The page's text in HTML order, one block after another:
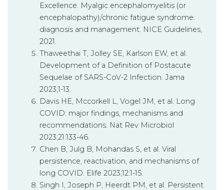
Excellence. Myalgic encephalomyelitis (or
encephalopathy)/chronic fatigue syndrome:
diagnosis and management. NICE Guidelines,
2021.
Thaweethai T, Jolley SE, Karlson EW, et al.
Development of a Definition of Postacute
Sequelae of SARS-CoV-2 Infection. Jama
2023;1-13.
Davis HE, Mccorkell L, Vogel JM, et al. Long
COVID: major findings, mechanisms and
recommendations. Nat Rev Microbiol
2023;21:133-46.
Chen B, Julg B, Mohandas S, et al. Viral
persistence, reactivation, and mechanisms of
long COVID. Elife 2023;12:1-15.
Singh I, Joseph P, Heerdt PM, et al. Persistent